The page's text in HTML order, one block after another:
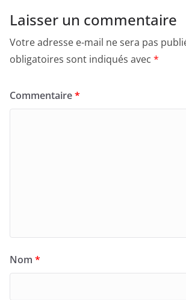
Laisser un commentaire
Votre adresse e-mail ne sera pas
obligatoires sont indiqués avec *
Commentaire*
Nom *